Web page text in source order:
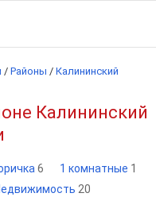
/ Районы / Калининский
Калининский
6 1 комнатные 1
20